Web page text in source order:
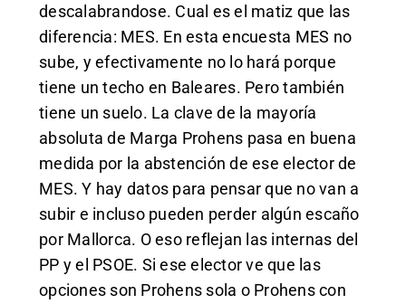
descalabrandose. Cual es el matiz que las
diferencia: MES. En esta encuesta MES no
sube, y efectivamente no lo hará porque
tiene un techo en Baleares. Pero también
tiene un suelo. La clave de la mayoría
absoluta de Marga Prohens pasa en buena
medida por la abstención de ese elector de
MES. Y hay datos para pensar que no van a
subir e incluso pueden perder algún escaño
por Mallorca. O eso reflejan las internas del
PP y el PSOE. Si ese elector ve que las
opciones son Prohens sola o Prohens con